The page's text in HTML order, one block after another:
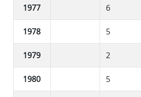
1977 6
1978 5
1979 2
1980 5